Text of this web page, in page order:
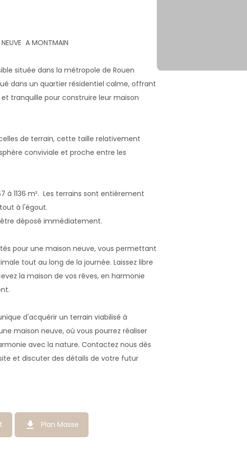
A MONTMAIN
située dans la métropole de Rouen
dans un quartier résidentiel calme, offrant
tranquille pour construire leur maison
de terrain, cette taille relativement
conviviale et proche entre les
à 1136 m². Les terrains sont entièrement
à l'égout.
déposé immédiatement.
pour une maison neuve, vous permettant
tout au long de la journée. Laissez libre
la maison de vos rêves, en harmonie
d'acquérir un terrain viabilisé à
maison neuve, où vous pourrez réaliser
avec la nature. Contactez nous dès
et discuter des détails de votre futur
get_app Plan Masse